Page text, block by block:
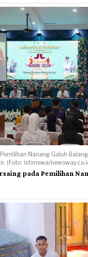
Nanang Galuh
(Foto: istimewa/
pada Pemilihan